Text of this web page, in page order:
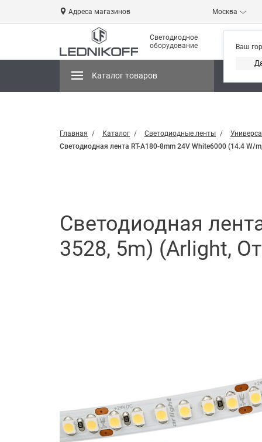
Адреса магазинов Москва
Ваш
Светодиодное
оборудование
Каталог товаров
Главная Каталог Светодиодные ленты
Светодиодная лента RT-A180-8mm 24V White6000 (14.4
Светодиодная
3528, 5m) (Arlight,